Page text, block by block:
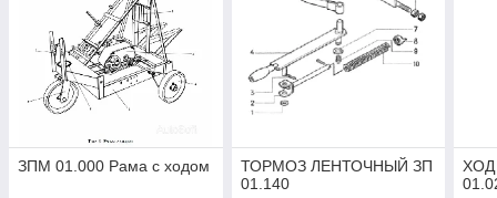
ЗПМ 01.000 Рама с ходом
ТОРМОЗ ЛЕНТОЧНЫЙ ЗП
01.140